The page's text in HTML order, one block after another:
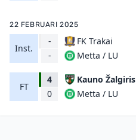
22 FEBRUARI 2025
Inst.
-
-
FK Trakai
Metta / LU
FT
4
0
Kauno Žalgiris
Metta / LU